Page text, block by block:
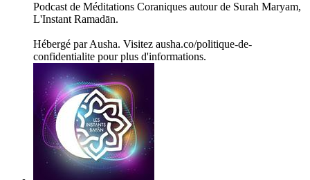
Podcast de Méditations Coraniques autour de Surah Maryam,
L'Instant Ramadān.
Hébergé par Ausha. Visitez ausha.co/politique-de-
confidentialite pour plus d'informations.